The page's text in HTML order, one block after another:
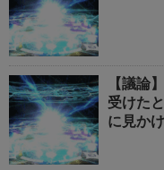
【議論
受けた
に見か